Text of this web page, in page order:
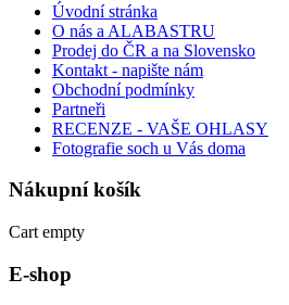
Úvodní stránka
O nás a ALABASTRU
Prodej do ČR a na Slovensko
Kontakt - napište nám
Obchodní podmínky
Partneři
RECENZE - VAŠE OHLASY
Fotografie soch u Vás doma
Nákupníkošík
Cart empty
E-shop